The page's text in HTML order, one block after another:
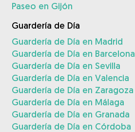
Paseo en Gijón
Guardería de Día
Guardería de Día en Madrid
Guardería de Día en Barcelona
Guardería de Día en Sevilla
Guardería de Día en Valencia
Guardería de Día en Zaragoza
Guardería de Día en Málaga
Guardería de Día en Granada
Guardería de Día en Córdoba